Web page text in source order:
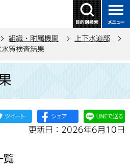
組織・附属機関
上下水道部
水質検査結果
更新日：2026年6月10日
覧